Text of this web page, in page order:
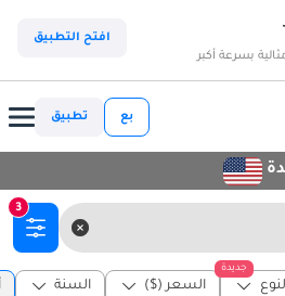
بسرعة أكبر
افتح التطبيق
بع تطبيق
3
جديدة
السعر ($) السنة